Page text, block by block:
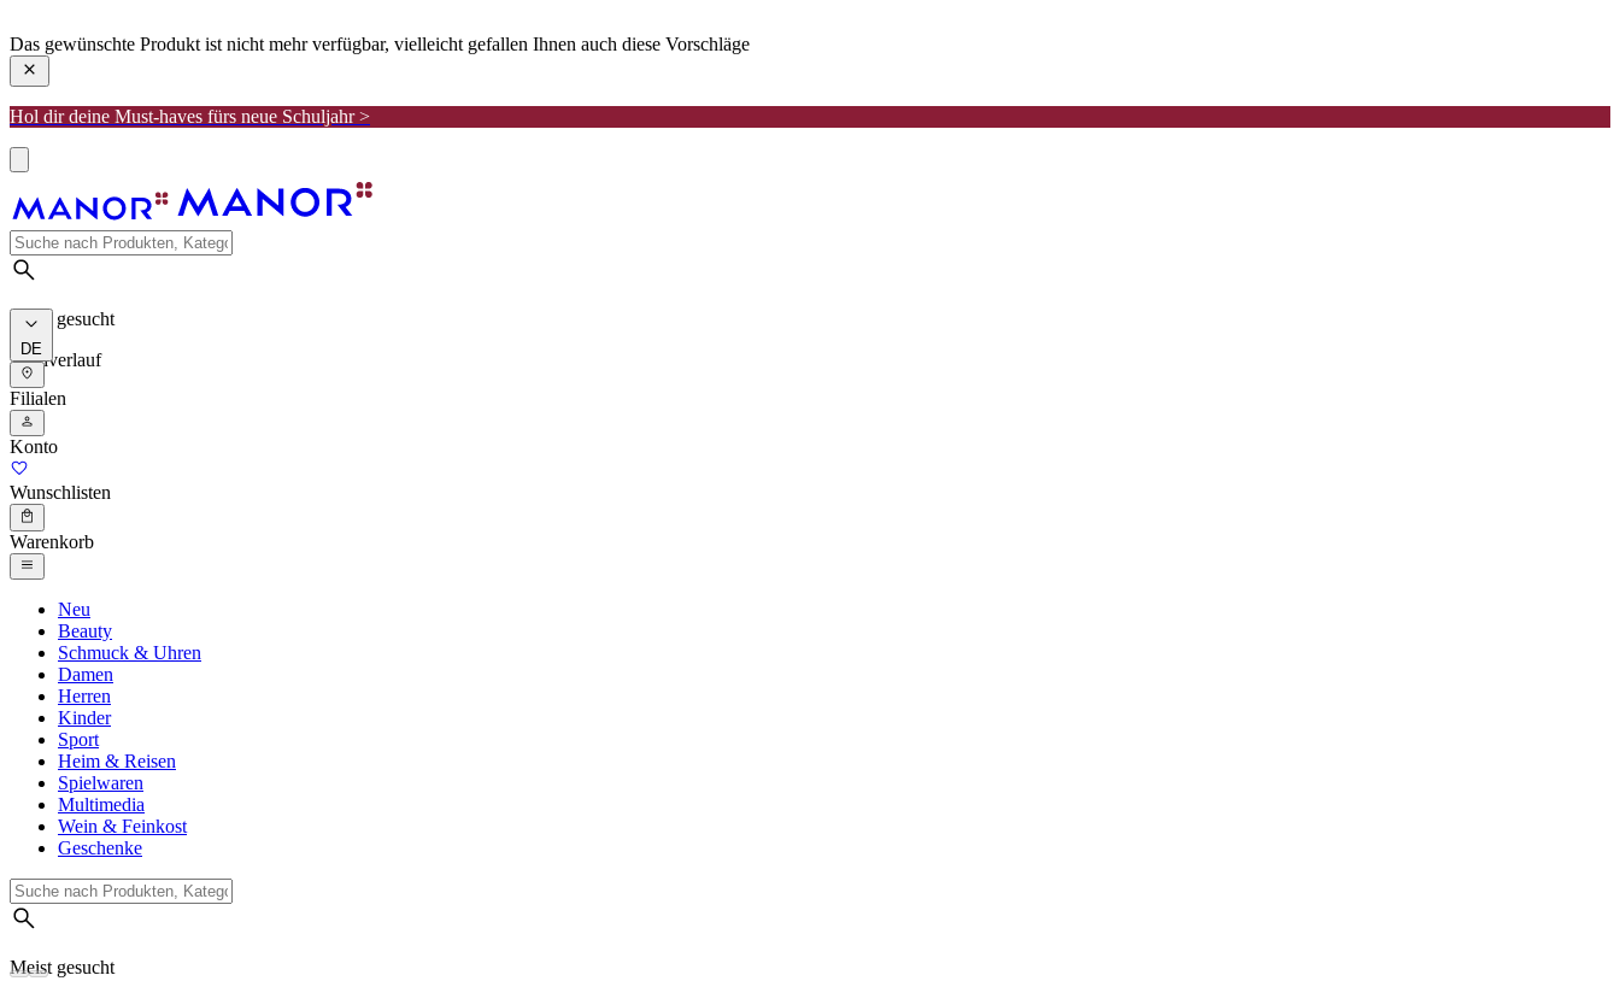
Das gewünschte Produkt ist nicht mehr verfügbar, vielleicht gefallen Ihnen auch diese Vorschläge
Hol dir deine Must-haves fürs neue Schuljahr >
Meist gesucht
Suchverlauf
DE
Filialen
Konto
Wunschlisten
Warenkorb
Neu
Beauty
Schmuck & Uhren
Damen
Herren
Kinder
Sport
Heim & Reisen
Spielwaren
Multimedia
Wein & Feinkost
Geschenke
Meist gesucht